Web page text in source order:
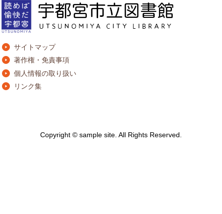
サイトマップ
著作権・免責事項
個人情報の取り扱い
リンク集
Copyright © sample site. All Rights Reserved.